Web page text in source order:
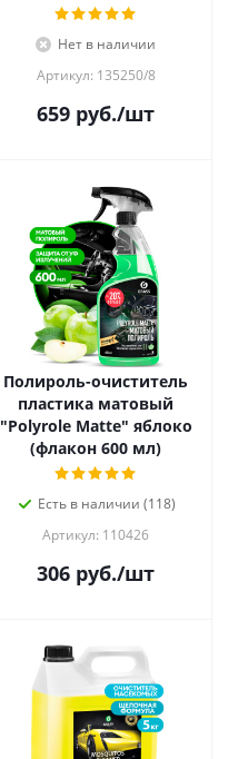
Нет в наличии
Артикул: 135250/8
659 руб./шт
Полироль-очиститель
пластика матовый
"Polyrole Matte" яблоко
(флакон 600 мл)
Есть в наличии (118)
Артикул: 110426
306 руб./шт